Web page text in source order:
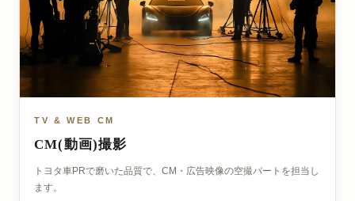
TV & WEB CM
CM(動画)撮影
トヨタ車PRで磨いた品質で、CM・広告映像の空撮パートを担当し
ます。